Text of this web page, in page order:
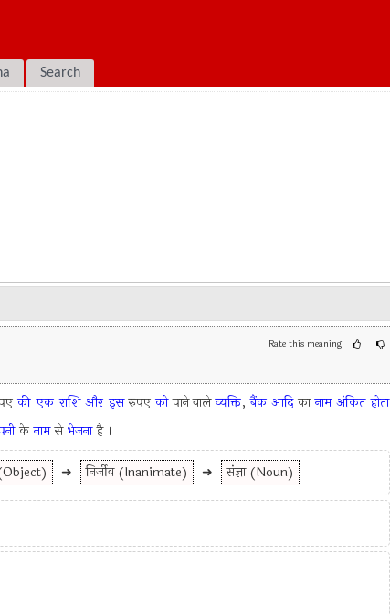
Search
Rate this meaning
की एक राशि और इसरुपए कोपाने वालेव्यक्ति, बैंक आदिकानाम अंकित होता
के नामसेभेजनाहै ।
➜ निर्जीव (Inanimate) ➜ संज्ञा (Noun)